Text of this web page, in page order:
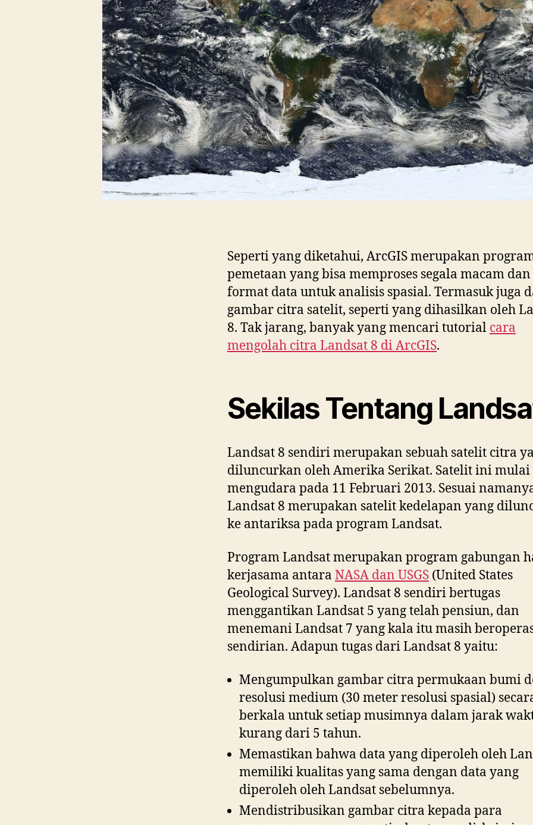
Tiru
Seperti yang diketahui, ArcGIS merupakan
pemetaan yang bisa memproses segala macam dan
format data untuk analisis spasial. Termasuk juga
gambar citra satelit, seperti yang dihasilkan oleh
8. Tak jarang, banyak yang mencari tutorial cara
mengolah citra Landsat 8 di ArcGIS.
Sekilas Tentang
Landsat 8 sendiri merupakan sebuah satelit citra
diluncurkan oleh Amerika Serikat. Satelit ini mulai
mengudara pada 11 Februari 2013. Sesuai
Landsat 8 merupakan satelit kedelapan yang
ke antariksa pada program Landsat.
Program Landsat merupakan program gabungan
kerjasama antara NASA dan USGS (United States
Geological Survey). Landsat 8 sendiri bertugas
menggantikan Landsat 5 yang telah pensiun, dan
menemani Landsat 7 yang kala itu masih
sendirian. Adapun tugas dari Landsat 8 yaitu:
Mengumpulkan gambar citra permukaan bumi
resolusi medium (30 meter resolusi spasial)
berkala untuk setiap musimnya dalam jarak
kurang dari 5 tahun.
Memastikan bahwa data yang diperoleh oleh
memiliki kualitas yang sama dengan data yang
diperoleh oleh Landsat sebelumnya.
Mendistribusikan gambar citra kepada para